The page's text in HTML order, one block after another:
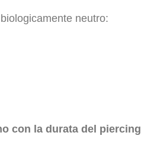
neutro:
con la durata del piercing